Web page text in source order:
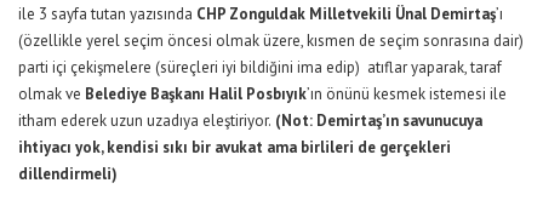
ile 3 sayfa tutan yazısında CHP Zonguldak Milletvekili Ünal Demirtaş’ı
(özellikle yerel seçim öncesi olmak üzere, kısmen de seçim sonrasına dair)
parti içi çekişmelere (süreçleri iyi bildiğini ima edip) atıflar yaparak, taraf
olmak ve Belediye Başkanı Halil Posbıyık’ın önünü kesmek istemesi ile
itham ederek uzun uzadıya eleştiriyor. (Not: Demirtaş’ın savunucuya
ihtiyacı yok, kendisi sıkı bir avukat ama birlileri de gerçekleri
dillendirmeli)